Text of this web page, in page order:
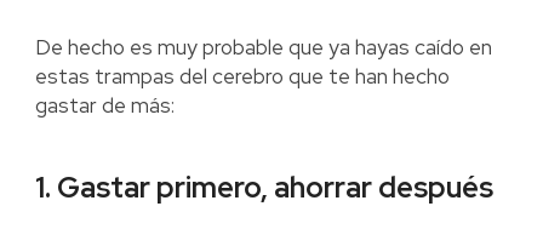
De hecho es muy probable que ya hayas caído en
estas trampas del cerebro que te han hecho
gastar de más:
1. Gastar primero, ahorrar después